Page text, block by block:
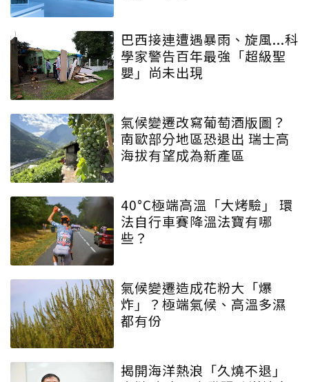
巴西接連遭遇暴雨、旋風...科
學家警告百年最強「超級聖
嬰」尚未出現
氣候變遷改寫葡萄酒版圖？
南歐部分地區恐退出 瑞士高
海拔有望成為新產區
40°C極端高溫「大烤驗」 環
法自行車賽降溫法寶有哪
些？
氣候變遷造成花粉大「爆
炸」？極端氣候、高溫多濕
都有份
揭開海洋熱浪「久燒不退」